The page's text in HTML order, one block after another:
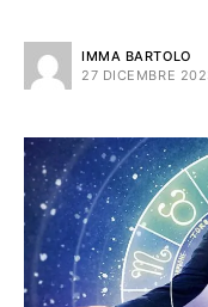
IMMA BARTOLO
27 DICEMBRE